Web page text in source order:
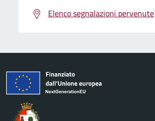
Elenco segnalazioni pervenute